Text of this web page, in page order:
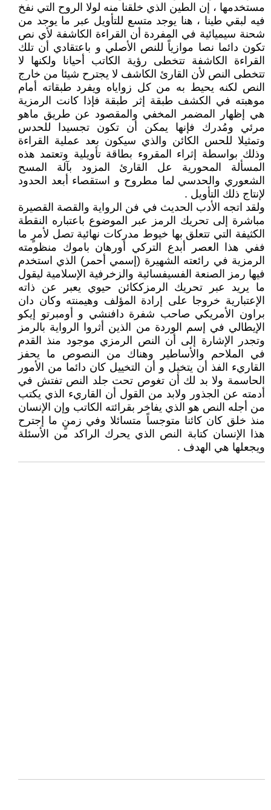
مستخدمها ، إن الطين الذي خلقنا منه لولا الروح التي نفخ
فيه لبقي طينا ، هنا يوجد متسع للتأويل عبر ما يوجد من
شحنة سيميائية في المفردة أن القراءة الكاشفة لأي نص
تكون دائما نصا موازياً للنص الأصلي و باعتقادي أن تلك
القراءة الكاشفة تتخطى رؤية الكاتب أحيانا ولكنها لا
تتخطى النص لأن القارئ الكاشف لا يجترح شيئا من خارج
النص لكنه يحيط به من كل زواياه ويفرد طبقاته أمام
موهبته في الكشف طبقة إثر طبقة فإذا كانت الرمزية
هي إظهار المضمر المخفي والمقصود عن طريق ماهو
مرئي ومُدرك فإنها يمكن أن تكون تجسيدا للحدس
وتمثيلا للحس الكائن والذي سيكون بعد عملية القراءة
وذلك بواسطة إثراء المقروء بطاقة تأويلية وتعتمد هذه
المسألة المحورية عل القارئ المزود بآلة المسح
الشعوري والحدسي لما مطروح و استقصاء أبعد الحدود
لإنتاج ذلك التأويل .
ولقد اتجه الأدب الحديث في فن الرواية والقصة القصيرة
مباشرة إلى تحريك الرمز عبر الموضوع باعتباره النقطة
الكثيفة التي تتعلق بها خيوط مدركات نهائية تصل لأمرٍ ما
ففي هذا العصر أبدع التركي أورهان باموك منظومته
الرمزية في رائعته الشهيرة (إسمي أحمر) الذي استخدم
فيها رمز الصنعة الفسيفسائية والزخرفية الإسلامية ليقول
ما يريد عبر تحريك الرمزككائن حيوي يعبر عن ذاته
الإعتبارية خروجا على إرادة المؤلف وهيمنته وكان دان
براون الأمريكي صاحب شفرة دافنشي و أومبرتو إيكو
الإيطالي في إسم الوردة من الذين أثروا الرواية بالرمز
وتجدر الإشارة إلى أن النص الرمزي موجود منذ القدم
في الملاحم والأساطير وهناك من النصوص ما يحفز
القاريء الفذ أن يتخيل و أن التخييل كان دائما من الأمور
الحاسمة ولا بد لك أن تغوص تحت جلد النص تفتش في
أدمته عن الجذور ولابد من القول أن القاريء الذي يكتب
من أجله النص هو الذي يفاخر بقرائته الكاتب وإن الإنسان
منذ خلق كان كائنا متوجساً متسائلا وفي زمنٍ ما إجترح
هذا الإنسان كتابة النص الذي يحرك الراكد من الأسئلة
ويجعلها هي الهدف .